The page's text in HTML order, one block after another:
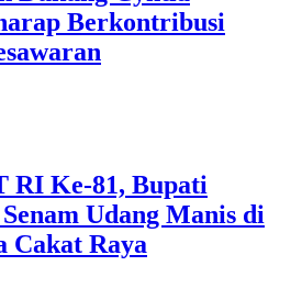
Berkontribusi
RI Ke-81, Bupati
Udang Manis di
Cakat Raya